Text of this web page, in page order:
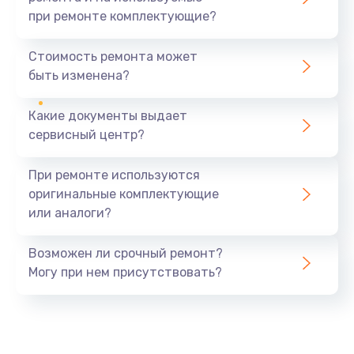
700 руб.
Ремонт разъема
Замена фейдеров
Заказать
при ремонте комплектующие?
Стоимость ремонта может
быть изменена?
Какие документы выдает
сервисный центр?
При ремонте используются
оригинальные комплектующие
или аналоги?
Возможен ли срочный ремонт?
Могу при нем присутствовать?